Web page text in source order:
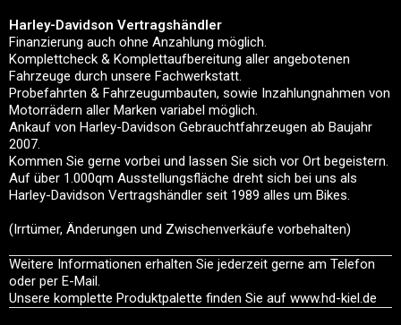
Harley-Davidson Vertragshändler
Finanzierung auch ohne Anzahlung möglich.
Komplettcheck & Komplettaufbereitung aller angebotenen
Fahrzeuge durch unsere Fachwerkstatt.
Probefahrten & Fahrzeugumbauten, sowie Inzahlungnahmen von
Motorrädern aller Marken variabel möglich.
Ankauf von Harley-Davidson Gebrauchtfahrzeugen ab Baujahr
2007.
Kommen Sie gerne vorbei und lassen Sie sich vor Ort begeistern.
Auf über 1.000qm Ausstellungsfläche dreht sich bei uns als
Harley-Davidson Vertragshändler seit 1989 alles um Bikes.
(Irrtümer, Änderungen und Zwischenverkäufe vorbehalten)
Weitere Informationen erhalten Sie jederzeit gerne am Telefon
oder per E-Mail.
Unsere komplette Produktpalette finden Sie auf www.hd-kiel.de